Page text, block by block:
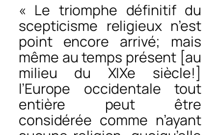
« Le triomphe définitif du
scepticisme religieux n’est
point encore arrivé; mais
même au temps présent [au
milieu du XIXe siècle!]
l’Europe occidentale tout
entière peut être
considérée comme n’ayant